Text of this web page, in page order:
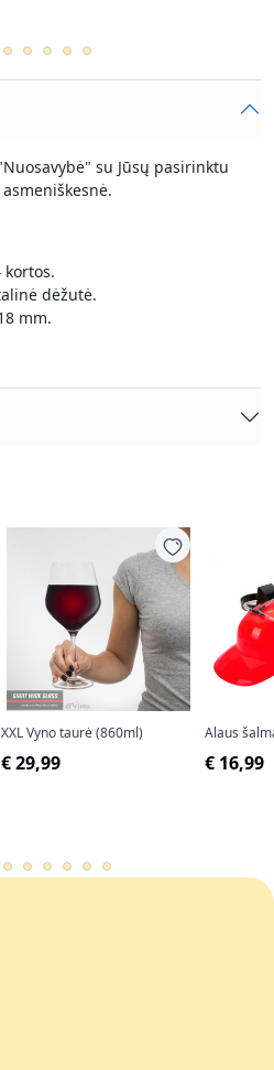
su Jūsų pasirinktu
kortos.
dėžutė.
mm.
XXL Vyno taurė (860ml)
€ 29,99
Alaus
€ 16,99